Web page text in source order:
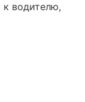
водителю,